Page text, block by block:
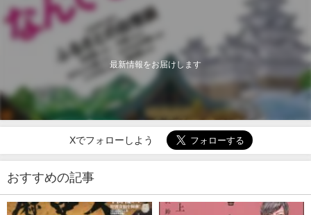
最新情報をお届けします
Xでフォローしよう
おすすめの記事